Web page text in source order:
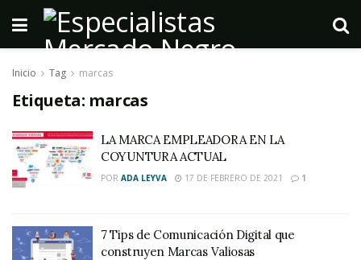
Inicio Tag marcas
Etiqueta: marcas
LA MARCA EMPLEADORA EN LA
COYUNTURA ACTUAL
POR ADA LEYVA 17 DE FEBRERO DE 2021 1
7 Tips de Comunicación Digital que
construyen Marcas Valiosas